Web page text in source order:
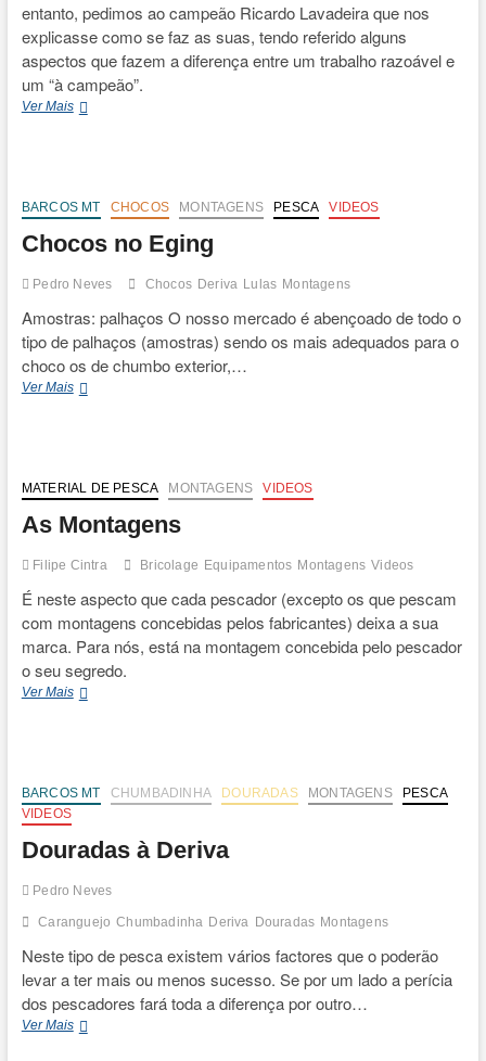
entanto, pedimos ao campeão Ricardo Lavadeira que nos
explicasse como se faz as suas, tendo referido alguns
aspectos que fazem a diferença entre um trabalho razoável e
um “à campeão”.
Ver MaisMontagens
BARCOS MT CHOCOS MONTAGENS PESCA VIDEOS
Chocos no Eging
Pedro Neves Chocos Deriva Lulas Montagens
Amostras: palhaços O nosso mercado é abençoado de todo o
tipo de palhaços (amostras) sendo os mais adequados para o
choco os de chumbo exterior,…
Ver MaisChocos
MATERIAL DE PESCA MONTAGENS VIDEOS
As Montagens
Filipe Cintra Bricolage Equipamentos Montagens Videos
É neste aspecto que cada pescador (excepto os que pescam
com montagens concebidas pelos fabricantes) deixa a sua
marca. Para nós, está na montagem concebida pelo pescador
o seu segredo.
Ver MaisAs
BARCOS MT CHUMBADINHA DOURADAS MONTAGENS
PESCA
VIDEOS
Douradas à Deriva
Pedro Neves
Caranguejo Chumbadinha Deriva Douradas Montagens
Neste tipo de pesca existem vários factores que o poderão
levar a ter mais ou menos sucesso. Se por um lado a perícia
dos pescadores fará toda a diferença por outro…
Ver MaisDouradas